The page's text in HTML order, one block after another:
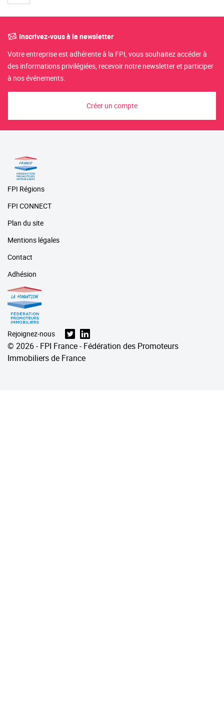
Inscrivez-vous à la newsletter
Votre entreprise est adhérente à la FPI, vous souhaitez accéder à
des informations privilégiées, recevoir notre newsletter et participer
à nos événements.
Créer un compte
FPI Régions
FPI CONNECT
Plan du site
Mentions légales
Contact
Adhésion
Rejoignez-nous
© 2026 - FPI France - Fédération des Promoteurs
Immobiliers de France